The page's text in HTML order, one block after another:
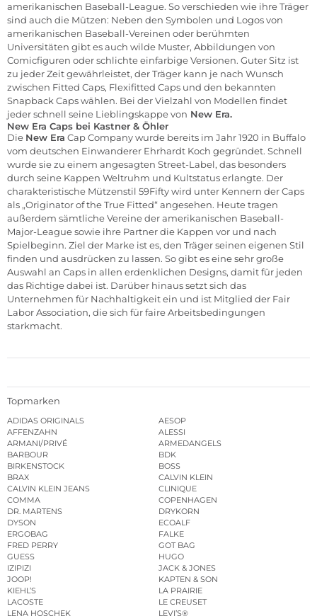
amerikanischen Baseball-League. So verschieden wie ihre Träger
sind auch die Mützen: Neben den Symbolen und Logos von
amerikanischen Baseball-Vereinen oder berühmten
Universitäten gibt es auch wilde Muster, Abbildungen von
Comicfiguren oder schlichte einfarbige Versionen. Guter Sitz ist
zu jeder Zeit gewährleistet, der Träger kann je nach Wunsch
zwischen Fitted Caps, Flexifitted Caps und den bekannten
Snapback Caps wählen. Bei der Vielzahl von Modellen findet
jeder schnell seine Lieblingskappe von New Era.
New Era Caps bei Kastner & Öhler
Die New Era Cap Company wurde bereits im Jahr 1920 in Buffalo
vom deutschen Einwanderer Ehrhardt Koch gegründet. Schnell
wurde sie zu einem angesagten Street-Label, das besonders
durch seine Kappen Weltruhm und Kultstatus erlangte. Der
charakteristische Mützenstil 59Fifty wird unter Kennern der Caps
als „Originator of the True Fitted“ angesehen. Heute tragen
außerdem sämtliche Vereine der amerikanischen Baseball-
Major-League sowie ihre Partner die Kappen vor und nach
Spielbeginn. Ziel der Marke ist es, den Träger seinen eigenen Stil
finden und ausdrücken zu lassen. So gibt es eine sehr große
Auswahl an Caps in allen erdenklichen Designs, damit für jeden
das Richtige dabei ist. Darüber hinaus setzt sich das
Unternehmen für Nachhaltigkeit ein und ist Mitglied der Fair
Labor Association, die sich für faire Arbeitsbedingungen
starkmacht.
Topmarken
ADIDAS ORIGINALS
AESOP
AFFENZAHN
ALESSI
ARMANI/PRIVÉ
ARMEDANGELS
BARBOUR
BDK
BIRKENSTOCK
BOSS
BRAX
CALVIN KLEIN
CALVIN KLEIN JEANS
CLINIQUE
COMMA
COPENHAGEN
DR. MARTENS
DRYKORN
DYSON
ECOALF
ERGOBAG
FALKE
FRED PERRY
GOT BAG
GUESS
HUGO
IZIPIZI
JACK & JONES
JOOP!
KAPTEN & SON
KIEHL’S
LA PRAIRIE
LACOSTE
LE CREUSET
LENA HOSCHEK
LEVI’S®